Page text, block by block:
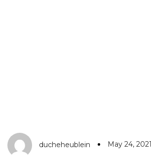
ducheheublein May 24, 2021